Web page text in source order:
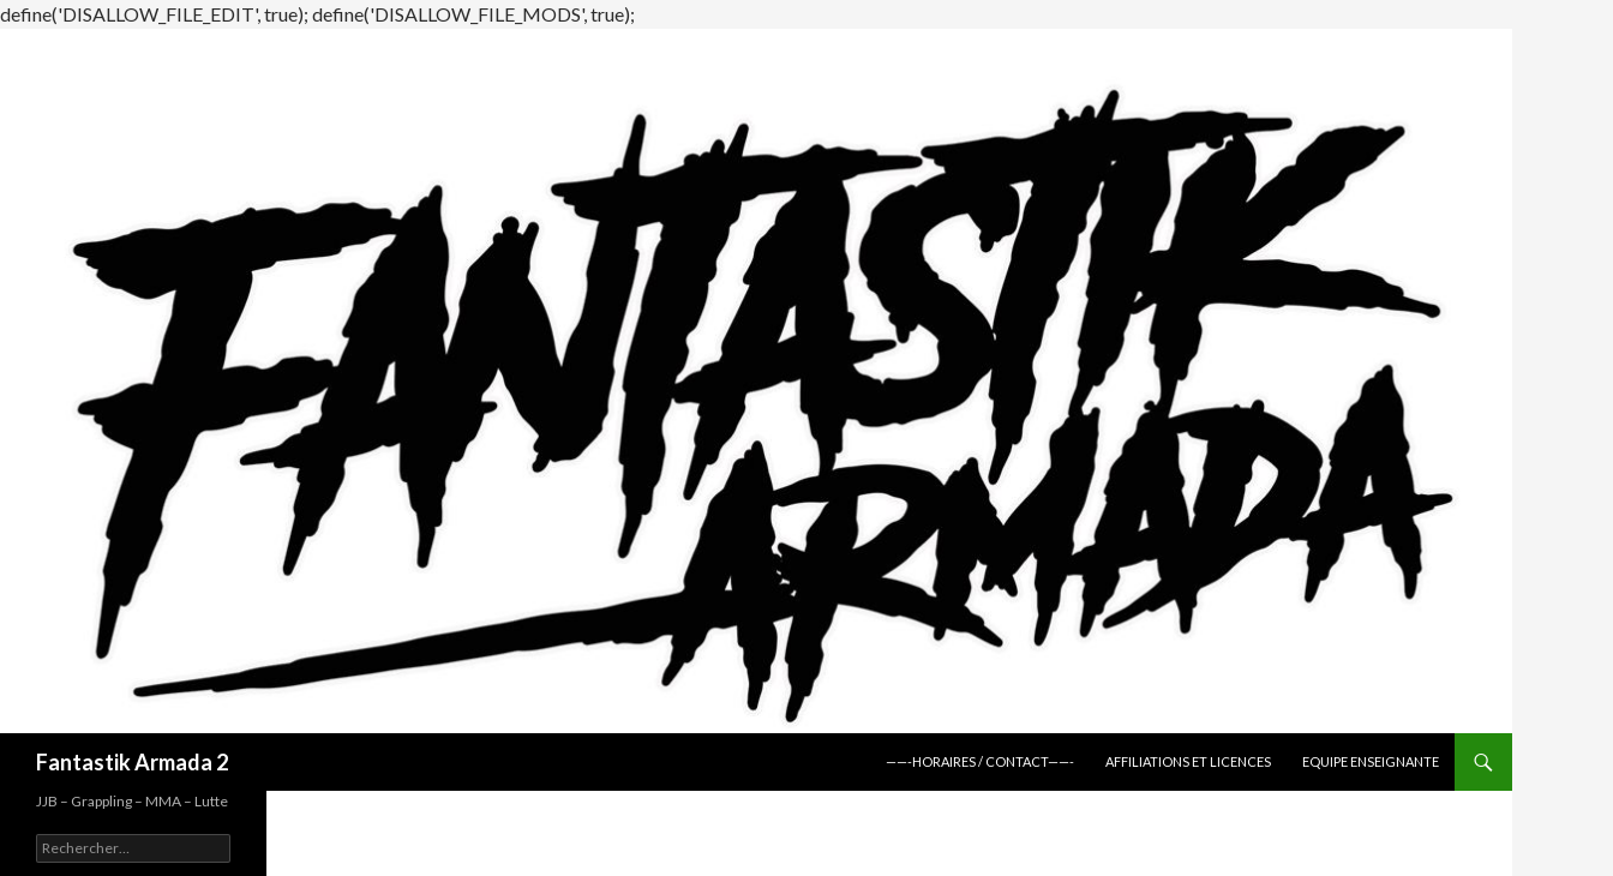
define('DISALLOW_FILE_EDIT', true); define('DISALLOW_FILE_MODS', true);
Fantastik Armada 2
——-HORAIRES / CONTACT——-
AFFILIATIONS ET LICENCES EQUIPE ENSEIGNANTE
JJB – Grappling – MMA – Lutte
Rechercher :